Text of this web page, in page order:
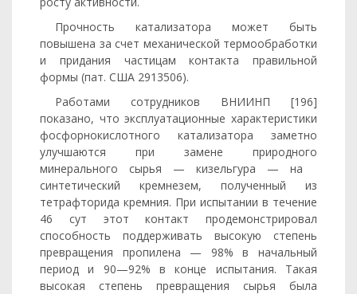
Прочность катализатора может быть
повышена за счет меха­нической термообработки
и придания частицам контакта правиль­ной
формы (пат. США 2913506).
Работами сотрудников ВНИИНП [196]
показано, что эксплуа­тационные характеристики
фосфорнокислотного катализатора за­метно
улучшаются при замене природного
минерального сырья — кизельгура — на
синтетический кремнезем, полученный из
тетрафторида кремния. При испытании в течение
46 сут этот контакт продемонстрировал
способность поддерживать высокую степень
превращения пропилена — 98% в начальный
период и 90—92% в конце испытания. Такая
высокая степень превращения сырья была